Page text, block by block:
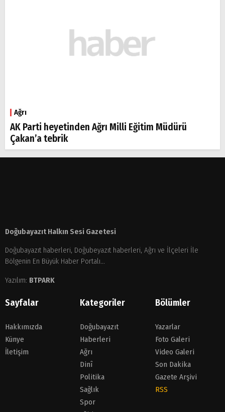
Ağrı
AK Parti heyetinden Ağrı Milli Eğitim Müdürü
Çakan’a tebrik
Doğubayazıt Halkın Sesi Gazetesi
Doğubayazıt haberleri, Doğubeyazıt haberleri, Ağrı ve İlçeleri İle
Bölgenin En Büyük Haber Portalı...
Yazılım: BTPARK
Sayfalar
Hakkımızda
Künye
İletişim
Kategoriler
Doğubayazıt
Haberleri
Ağrı
Dinî
Politika
Sağlık
Spor
Bölümler
Yazarlar
Foto Galeri
Video Galeri
Son Dakika
Gazete Arşivi
RSS